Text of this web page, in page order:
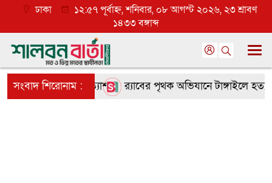
ঢাকা
১২:৫৭ পূর্বাহ্ন, শনিবার, ০৮ আগস্ট ২০২৬, ২৩ শ্রাবণ
১৪৩৩ বঙ্গাব্দ
সংবাদ শিরোনাম :
তৃণমূলে ব্যাপক প্রত্যাশা র‌্যাবের পৃথক অভিযানে টাঙ্গাইলে